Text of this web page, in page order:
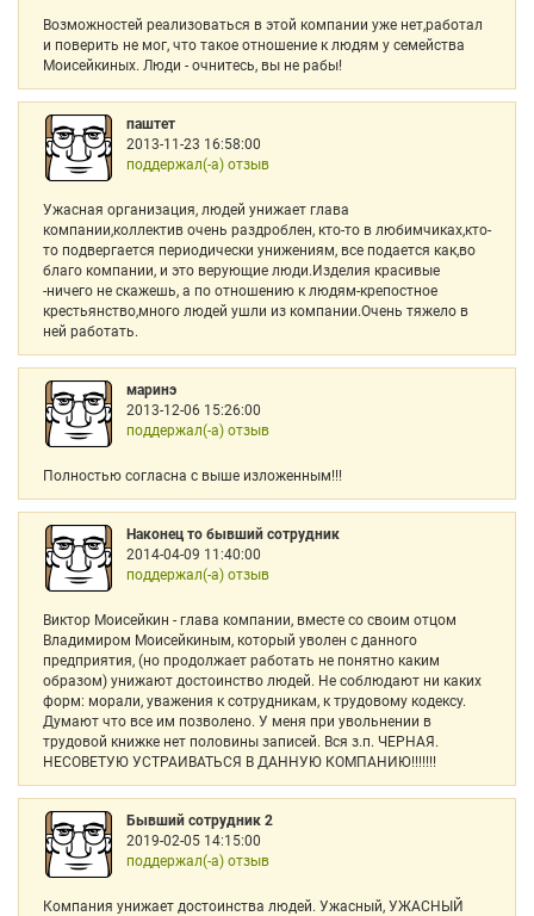
Возможностей реализоваться в этой компании уже нет,работал
и поверить не мог, что такое отношение к людям у семейства
Моисейкиных. Люди - очнитесь, вы не рабы!
паштет
2013-11-23 16:58:00
поддержал(-а) отзыв
Ужасная организация, людей унижает глава
компании,коллектив очень раздроблен, кто-то в любимчиках,кто-
то подвергается периодически унижениям, все подается как,во
благо компании, и это верующие люди.Изделия красивые
-ничего не скажешь, а по отношению к людям-крепостное
крестьянство,много людей ушли из компании.Очень тяжело в
ней работать.
маринэ
2013-12-06 15:26:00
поддержал(-а) отзыв
Полностью согласна с выше изложенным!!!
Наконец то бывший сотрудник
2014-04-09 11:40:00
поддержал(-а) отзыв
Виктор Моисейкин - глава компании, вместе со своим отцом
Владимиром Моисейкиным, который уволен с данного
предприятия, (но продолжает работать не понятно каким
образом) унижают достоинство людей. Не соблюдают ни каких
форм: морали, уважения к сотрудникам, к трудовому кодексу.
Думают что все им позволено. У меня при увольнении в
трудовой книжке нет половины записей. Вся з.п. ЧЕРНАЯ.
НЕСОВЕТУЮ УСТРАИВАТЬСЯ В ДАННУЮ КОМПАНИЮ!!!!!!!
Бывший сотрудник 2
2019-02-05 14:15:00
поддержал(-а) отзыв
Компания унижает достоинства людей. Ужасный, УЖАСНЫЙ